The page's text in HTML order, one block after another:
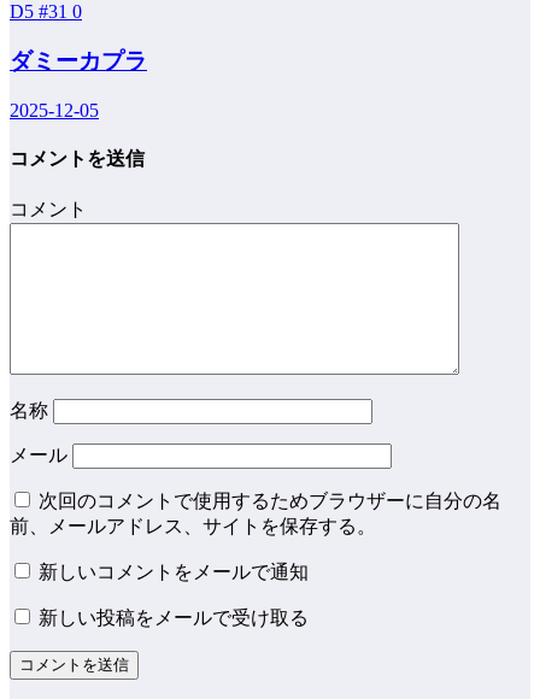
D5 #31 0
ダミーカプラ
2025-12-05
コメントを送信
コメント
名称
メール
次回のコメントで使用するためブラウザーに自分の名
前、メールアドレス、サイトを保存する。
新しいコメントをメールで通知
新しい投稿をメールで受け取る